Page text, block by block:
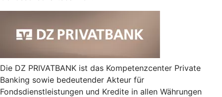
Die DZ PRIVATBANK ist das Kompetenzcenter Private
Banking sowie bedeutender Akteur für
Fondsdienstleistungen und Kredite in allen Währungen